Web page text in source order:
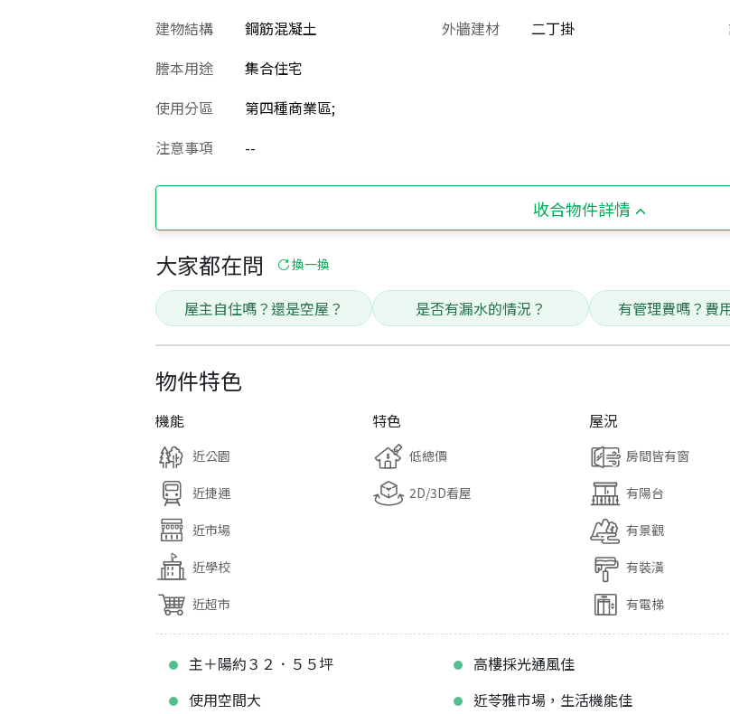
建物結構 鋼筋混凝土 外牆建材 二丁掛
謄本用途
集合住宅
使用分區
第四種商業區;
注意事項
--
收合物件詳情
大家都在問 換一換
屋主自住嗎？還是空屋？ 是否有漏水的情況？ 有管理費嗎？費
物件特色
機能
近公園
近捷運
近市場
近學校
近超市
特色
低總價
2D/3D看屋
屋況
房間皆有窗
有陽台
有景觀
有裝潢
有電梯
主＋陽約３２．５５坪 高樓採光通風佳
使用空間大
近苓雅市場，生活機能佳